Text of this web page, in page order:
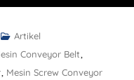
Artikel
Conveyor Belt
Mesin Screw Conveyor